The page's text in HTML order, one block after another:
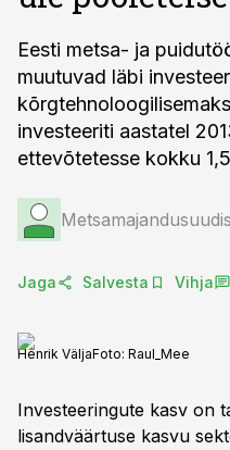
Eesti metsa- ja
muutuvad läbi
investeeriti aastatel
ettevõtetesse kokku
Jaga Salvesta Vihja
Henrik VäljaFoto: Raul_Mee
Investeeringute kasv on
lisandväärtuse kasvu